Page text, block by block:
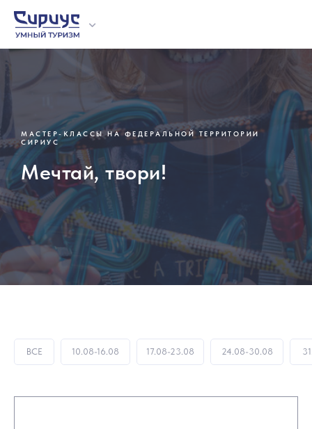
О проекте
Отзывы
Экскурсии
Мастер-
МАСТЕР-КЛАССЫ НА ФЕДЕРАЛЬНОЙ ТЕРРИТОРИИ
СИРИУС
Мечтай, твори!
24.08-30.08
17.08-23.08
10.08-16.08
ВСЕ